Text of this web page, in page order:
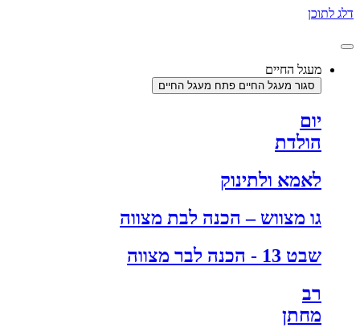
דלג לתוכן
מעגל החיים
סגור מעגל החיים פתח מעגל החיים
יום
הולדת
לאמא ולתינוק
גו מצווש – הכנה לבת מצווה
שבט 13 - הכנה לבר מצווה
רב
מחתן